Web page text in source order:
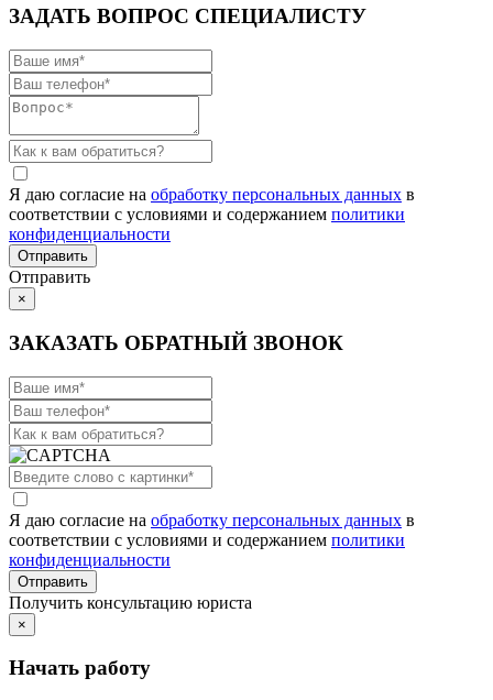
ЗАДАТЬ ВОПРОС СПЕЦИАЛИСТУ
Я даю согласие на обработку персональных данных в
соответствии с условиями и содержанием политики
конфиденциальности
Отправить
×
ЗАКАЗАТЬ ОБРАТНЫЙ ЗВОНОК
Я даю согласие на обработку персональных данных в
соответствии с условиями и содержанием политики
конфиденциальности
Получить консультацию юриста
×
Начать работу